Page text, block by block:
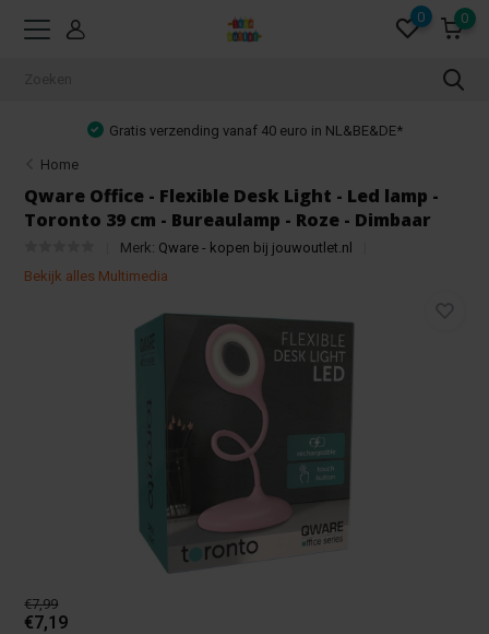
0 0
Gratis verzending vanaf 40 euro in NL&BE&DE*
Home
Qware Office - Flexible Desk Light - Led lamp -
Toronto 39 cm - Bureaulamp - Roze - Dimbaar
Merk: Qware - kopen bij jouwoutlet.nl
Bekijk alles Multimedia
€7,99
€7,19